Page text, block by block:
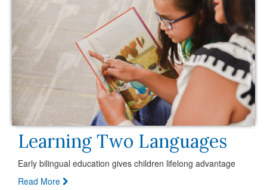
Learning Two Languages
Early bilingual education gives children lifelong advantage
Read More